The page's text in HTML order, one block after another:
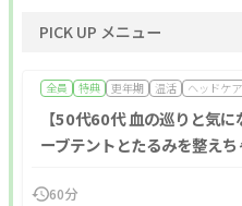
PICK UP メニュー
全員 特典 更年期 温活 ヘッドケア
【50代60代 血の巡りと気
ーブテントとたるみを整え
60分